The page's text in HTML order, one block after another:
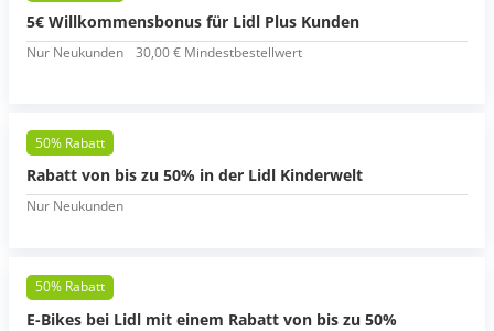
5€ Willkommensbonus für Lidl Plus Kunden
Nur Neukunden 30,00 € Mindestbestellwert
50% Rabatt
Rabatt von bis zu 50% in der Lidl Kinderwelt
Nur Neukunden
50% Rabatt
E-Bikes bei Lidl mit einem Rabatt von bis zu 50%